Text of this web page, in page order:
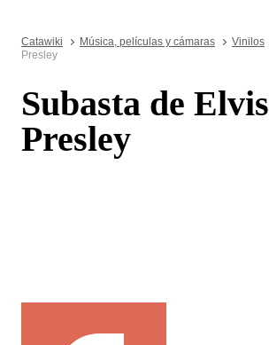
Catawiki Música, películas y cámaras Vinilos
Presley
Subasta de Elvis
Presley